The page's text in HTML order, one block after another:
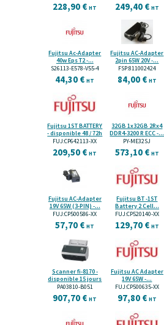
228,90 €HT 249,40 € HT
Fujitsu Ac-Adapter
40w Eps T2 -...
S26113-E578-V55-4
44,30 €HT
Fujitsu AC-Adapter
2pin 65W 20V -...
FSP:811002424
84,00 € HT
Fujitsu 1ST BATTERY
- disponible 48 / 72h
FUJ:CP642113-XX
209,50 €HT
32GB 1x32GB 2Rx4
DDR4-3200 R ECC -...
PY-ME32SJ
573,10 € HT
Fujitsu AC-Adapter
19V 65W (3-PIN) -...
FUJ:CP500586-XX
57,70 €HT
Fujitsu BT -1ST
Battery 2 Cell...
FUJ:CP520140-XX
129,70 € HT
Scanner fi-8170 -
disponible 15 jours
PA03810-B051
907,70 €HT
Fujitsu AC Adapter
19V 65W -...
FUJ:CP500635-XX
97,80 € HT